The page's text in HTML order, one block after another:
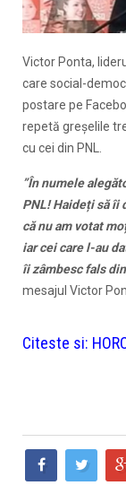
Victor Ponta,
care social-
postare pe
repetă greșelile
cu cei din PNL.
”În numele
PNL! Haideți să îi
că nu am votat
iar cei care l-au
îi zâmbesc fals
mesajul Victor
Citeste si: